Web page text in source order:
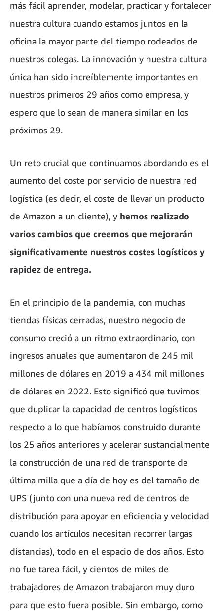
más fácil aprender, modelar, practicar y fortalecer
nuestra cultura cuando estamos juntos en la
oficina la mayor parte del tiempo rodeados de
nuestros colegas. La innovación y nuestra cultura
única han sido increíblemente importantes en
nuestros primeros 29 años como empresa, y
espero que lo sean de manera similar en los
próximos 29.
Un reto crucial que continuamos abordando es el
aumento del coste por servicio de nuestra red
logística (es decir, el coste de llevar un producto
de Amazon a un cliente), y hemos realizado
varios cambios que creemos que mejorarán
significativamente nuestros costes logísticos y
rapidez de entrega.
En el principio de la pandemia, con muchas
tiendas físicas cerradas, nuestro negocio de
consumo creció a un ritmo extraordinario, con
ingresos anuales que aumentaron de 245 mil
millones de dólares en 2019 a 434 mil millones
de dólares en 2022. Esto significó que tuvimos
que duplicar la capacidad de centros logísticos
respecto a lo que habíamos construido durante
los 25 años anteriores y acelerar sustancialmente
la construcción de una red de transporte de
última milla que a día de hoy es del tamaño de
UPS (junto con una nueva red de centros de
distribución para apoyar en eficiencia y velocidad
cuando los artículos necesitan recorrer largas
distancias), todo en el espacio de dos años. Esto
no fue tarea fácil, y cientos de miles de
trabajadores de Amazon trabajaron muy duro
para que esto fuera posible. Sin embargo, como